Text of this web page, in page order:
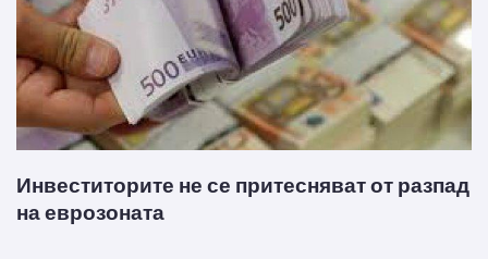
Инвеститорите не се притесняват от разпад
на еврозоната